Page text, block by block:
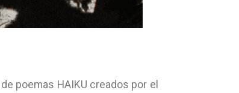
poemas HAIKU creados por el